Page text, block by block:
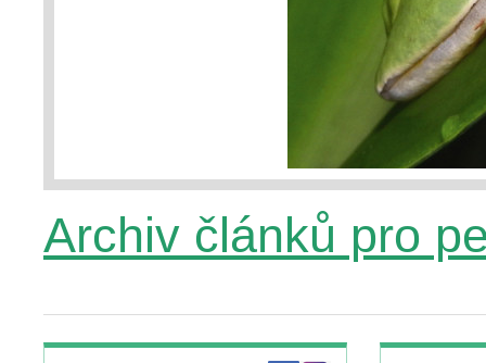
Archiv článků pro